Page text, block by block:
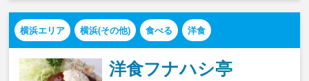
横浜エリア 横浜(その他) 食べる 洋食
洋食フナハシ亭